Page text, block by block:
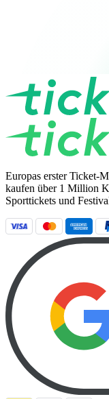
Europas erster Ticket-
kaufen über 1 Million
Sporttickets und